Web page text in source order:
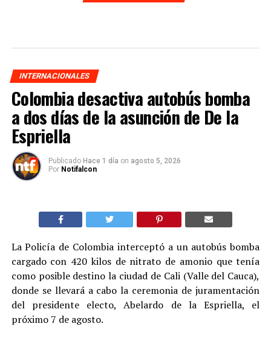
INTERNACIONALES
Colombia desactiva autobús bomba
a dos días de la asunción de De la
Espriella
Publicado Hace 1 día on agosto 5, 2026
Por Notifalcon
La Policía de Colombia interceptó a un autobús bomba
cargado con 420 kilos de nitrato de amonio que tenía
como posible destino la ciudad de Cali (Valle del Cauca),
donde se llevará a cabo la ceremonia de juramentación
del presidente electo, Abelardo de la Espriella, el
próximo 7 de agosto.